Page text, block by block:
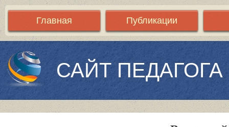
Главная Публикации
САЙТ ПЕДАГОГА